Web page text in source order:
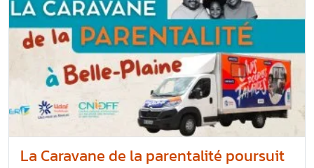
La Caravane de la parentalité poursuit